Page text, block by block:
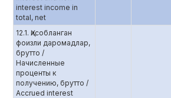
interest income in
total, net
12.1. Ҳисобланган
фоизли даромадлар,
брутто /
Начисленные
проценты к
получению, брутто /
Accrued interest